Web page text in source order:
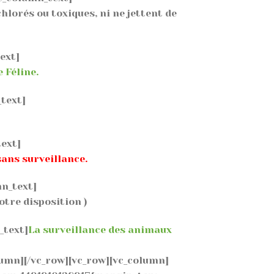
ou toxiques, ni ne jettent de
Féline.
surveillance.
disposition )
La surveillance des animaux
vc_row][vc_row][vc_column]